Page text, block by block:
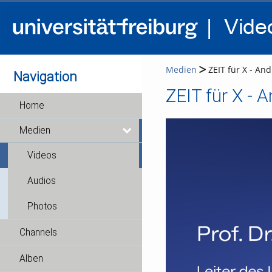
Navigation
Home
Medien
Videos
Audios
Photos
Channels
Alben
Medien ZEIT für X -
ZEIT für X -